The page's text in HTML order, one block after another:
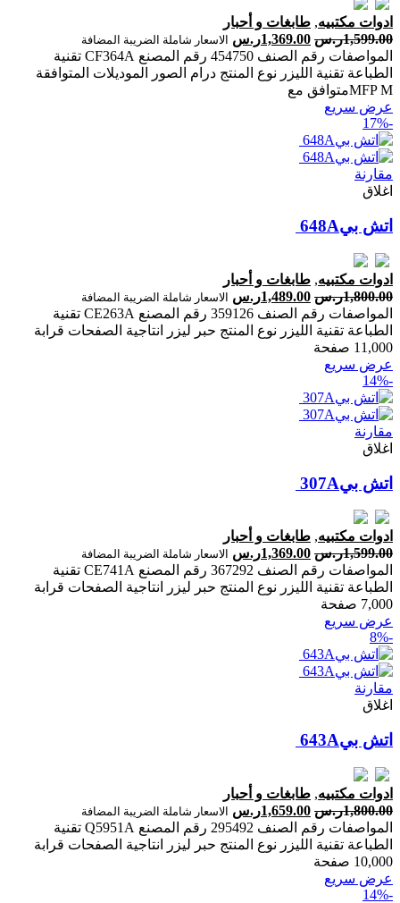
ادوات مكتبيه, طابغات و أحبار
1,599.00ر.س 1,369.00ر.س الاسعار شاملة الضريبة المضافة
المواصفات رقم الصنف 454750 رقم المصنع CF364A تقنية
الطباعة تقنية الليزر نوع المنتج درام الصور الموديلات المتوافقة
MFP Mمتوافق مع
عرض سريع
-17%
مقارنة
اغلاق
ادوات مكتبيه, طابغات و أحبار
1,800.00ر.س 1,489.00ر.س الاسعار شاملة الضريبة المضافة
المواصفات رقم الصنف 359126 رقم المصنع CE263A تقنية
الطباعة تقنية الليزر نوع المنتج حبر ليزر انتاجية الصفحات ‎قرابة
11,000 صفحة‎
عرض سريع
-14%
مقارنة
اغلاق
ادوات مكتبيه, طابغات و أحبار
1,599.00ر.س 1,369.00ر.س الاسعار شاملة الضريبة المضافة
المواصفات رقم الصنف 367292 رقم المصنع CE741A تقنية
الطباعة تقنية الليزر نوع المنتج حبر ليزر انتاجية الصفحات ‎قرابة
7,000 صفحة‎
عرض سريع
-8%
مقارنة
اغلاق
ادوات مكتبيه, طابغات و أحبار
1,800.00ر.س 1,659.00ر.س الاسعار شاملة الضريبة المضافة
المواصفات رقم الصنف 295492 رقم المصنع Q5951A تقنية
الطباعة تقنية الليزر نوع المنتج حبر ليزر انتاجية الصفحات ‎قرابة
10,000 صفحة‎
عرض سريع
-14%